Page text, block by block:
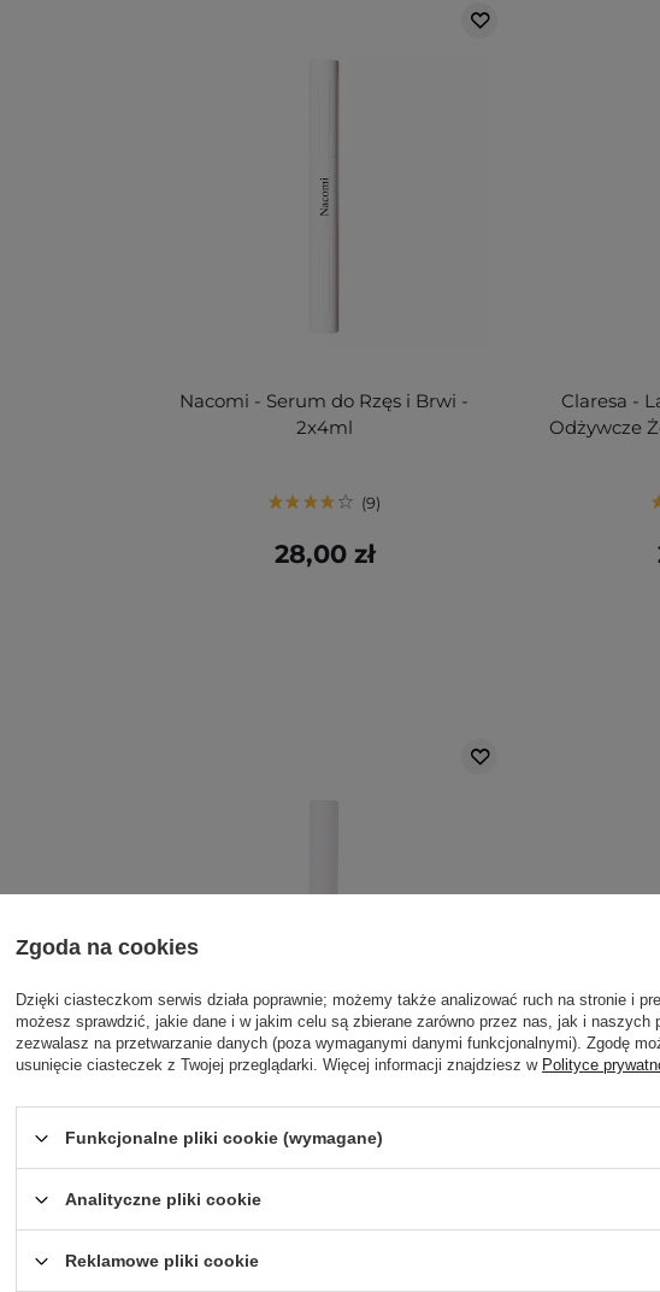
Nacomi - Serum do Rzęs i Brwi -
2x4ml
9
28,00 zł
Claresa -
Odżywcze
Seapuri - Lashrum Eyelash Enhancing
- Wzmacniające Serum do Rzęs - 10g
Zgoda na cookies
Dzięki ciasteczkom serwis działa poprawnie; możemy także analizować ruch na stronie i
możesz sprawdzić, jakie dane i w jakim celu są zbierane zarówno przez nas, jak i
zezwalasz na przetwarzanie danych (poza wymaganymi danymi funkcjonalnymi). Zgodę
usunięcie ciasteczek z Twojej przeglądarki. Więcej informacji znajdziesz w Polityce
Funkcjonalne pliki cookie (wymagane)
Analityczne pliki cookie
Reklamowe pliki cookie